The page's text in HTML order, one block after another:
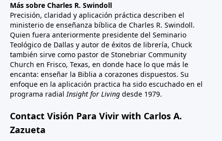
Más sobre Charles R. Swindoll
Precisión, claridad y aplicación práctica describen el
ministerio de enseñanza bíblica de Charles R. Swindoll.
Quien fuera anteriormente presidente del Seminario
Teológico de Dallas y autor de éxitos de librería, Chuck
también sirve como pastor de Stonebriar Community
Church en Frisco, Texas, en donde hace lo que más le
encanta: enseñar la Biblia a corazones dispuestos. Su
enfoque en la aplicación practica ha sido escuchado en el
programa radialInsight for Living desde 1979.
Contact Visión Para Vivir with Carlos A.
Zazueta